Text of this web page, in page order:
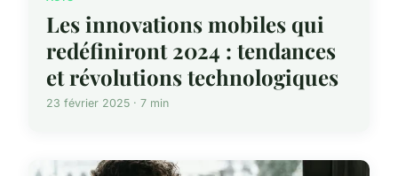
Les innovations mobiles qui
redéfiniront 2024 : tendances
et révolutions technologiques
23 février 2025 · 7 min